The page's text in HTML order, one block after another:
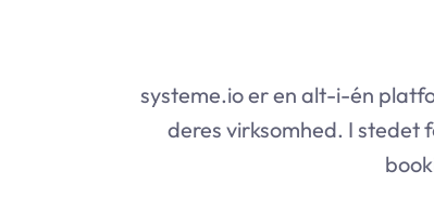
systeme.io er en alt-i-én
deres virksomhed. I stedet